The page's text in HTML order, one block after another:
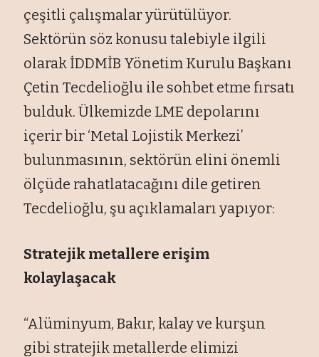
çeşitli çalışmalar yürütülüyor.
Sektörün söz konusu talebiyle ilgili
olarak İDDMİB Yönetim Kurulu Başkanı
Çetin Tecdelioğlu ile sohbet etme fırsatı
bulduk. Ülkemizde LME depolarını
içerir bir ‘Metal Lojistik Merkezi’
bulunmasının, sektörün elini önemli
ölçüde rahatlatacağını dile getiren
Tecdelioğlu, şu açıklamaları yapıyor:
Stratejik metallere erişim
kolaylaşacak
“Alüminyum, Bakır, kalay ve kurşun
gibi stratejik metallerde elimizi